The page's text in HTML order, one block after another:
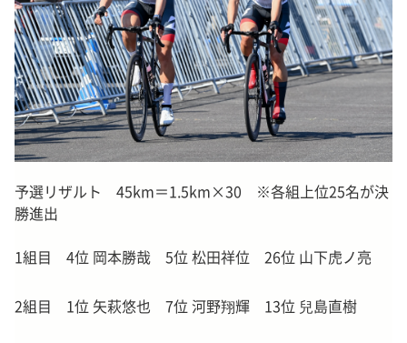
予選リザルト 45km＝1.5km×30 ※各組上位25名が決
勝進出
1組目 4位 岡本勝哉 5位 松田祥位 26位 山下虎ノ亮
2組目 1位 矢萩悠也 7位 河野翔輝 13位 兒島直樹